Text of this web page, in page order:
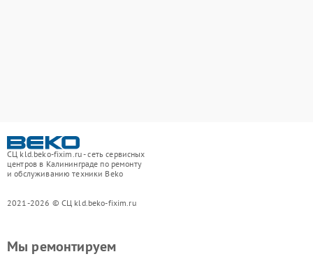
СЦ kld.beko-fixim.ru - сеть сервисных
центров в Калининграде по ремонту
и обслуживанию техники Beko
2021-2026 © СЦ kld.beko-fixim.ru
Мы ремонтируем